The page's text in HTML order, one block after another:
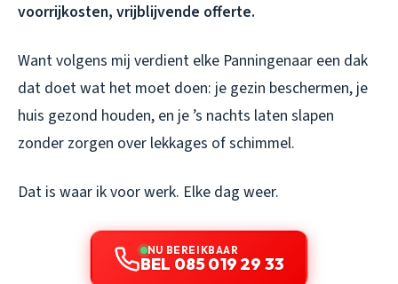
voorrijkosten, vrijblijvende offerte.
Want volgens mij verdient elke Panningenaar een dak
dat doet wat het moet doen: je gezin beschermen, je
huis gezond houden, en je ’s nachts laten slapen
zonder zorgen over lekkages of schimmel.
Dat is waar ik voor werk. Elke dag weer.
NU BEREIKBAAR
BEL 085 019 29 33